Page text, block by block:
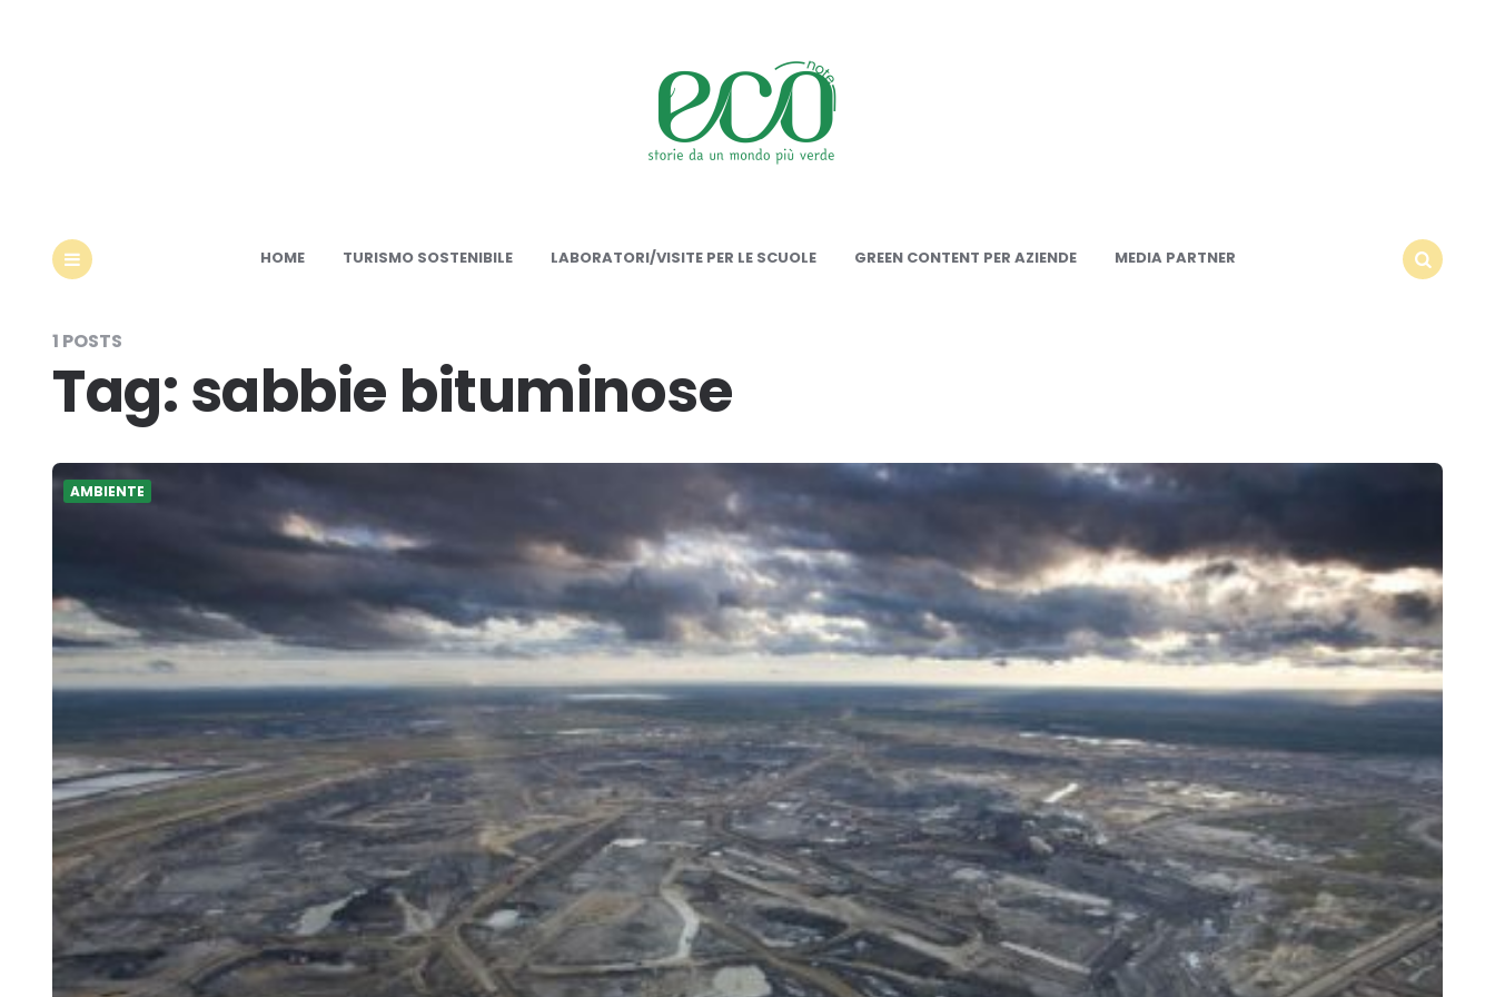
HOME TURISMO SOSTENIBILE LABORATORI/VISITE PER LE SCUOLE GREEN CONTENT PER AZIENDE
MEDIA PARTNER
1 POSTS
Tag:sabbie bituminose
AMBIENTE